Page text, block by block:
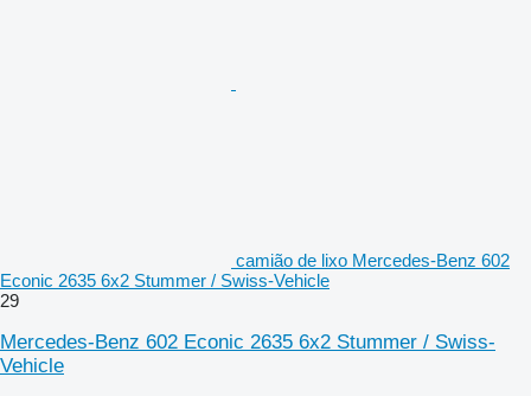
camião de lixo Mercedes-Benz 602
Econic 2635 6x2 Stummer / Swiss-Vehicle
29
Mercedes-Benz 602 Econic 2635 6x2 Stummer / Swiss-
Vehicle